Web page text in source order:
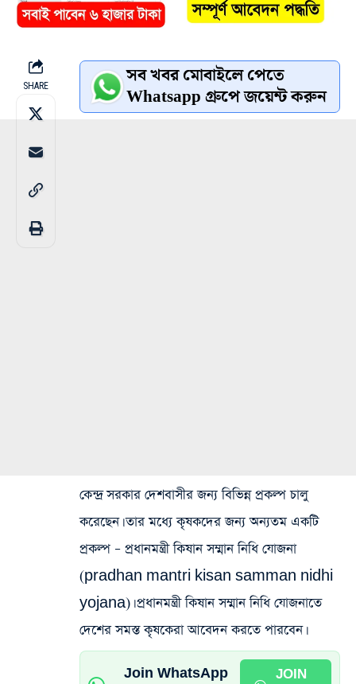
SHARE সব খবর মোবাইলে পেতে
Whatsapp গ্রুপে জয়েন্ট করুন
কেন্দ্র সরকার দেশবাসীর জন্য বিভিন্ন প্রকল্প চালু
করেছেন। তার মধ্যে কৃষকদের জন্য অন্যতম একটি
প্রকল্প – প্রধানমন্ত্রী কিষান সম্মান নিধি যোজনা
(pradhan mantri kisan samman nidhi
yojana)। প্রধানমন্ত্রী কিষান সম্মান নিধি যোজনাতে
দেশের সমস্ত কৃষকেরা আবেদন করতে পারবেন।
Join WhatsApp
JOIN